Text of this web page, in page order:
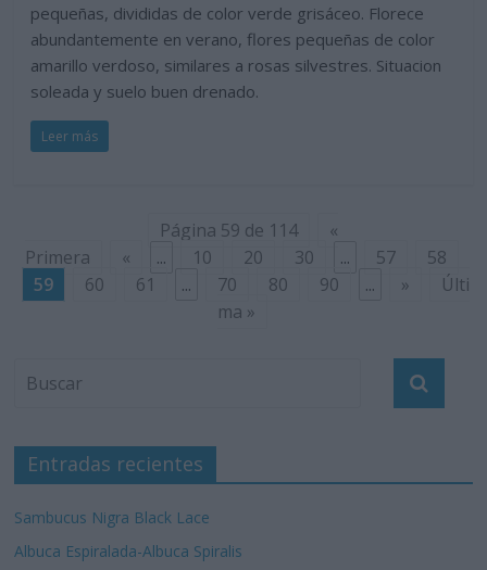
pequeñas, divididas de color verde grisáceo. Florece
abundantemente en verano, flores pequeñas de color
amarillo verdoso, similares a rosas silvestres. Situacion
soleada y suelo buen drenado.
Leer más
Página 59 de 114
«
Primera
« ... 10 20 30 ... 57
58
59
60 61 ... 70 80 90 ... »
Últi
ma »
Entradas recientes
Sambucus Nigra Black Lace
Albuca Espiralada-Albuca Spiralis